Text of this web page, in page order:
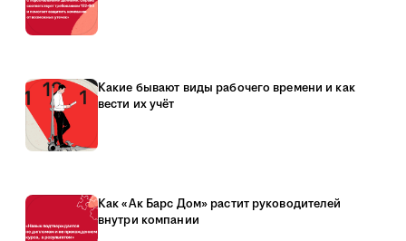
Какие бывают виды рабочего времени и как
вести их учёт
Как «Ак Барс Дом» растит руководителей
внутри компании